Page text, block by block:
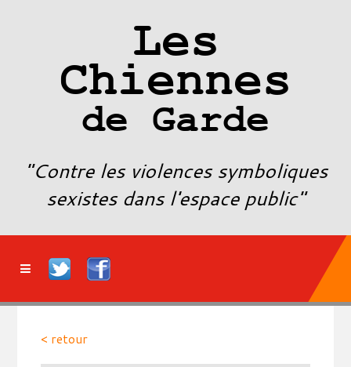
Les
Chiennes
de Garde
"Contre les violences symboliques
sexistes dans l'espace public"
< retour